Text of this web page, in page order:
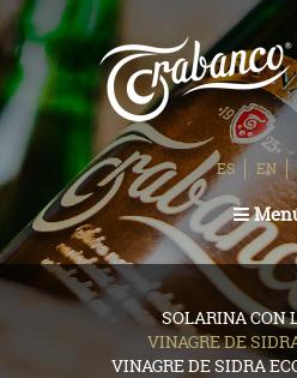
ES EN
SOLARINA CON
VINAGRE DE
VINAGRE DE SIDRA